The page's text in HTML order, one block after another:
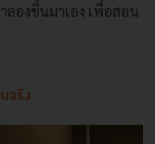
องขึ้นมาเอง เพื่อสอน
จริง